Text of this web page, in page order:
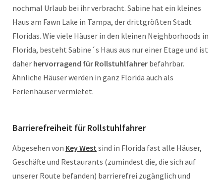
nochmal Urlaub bei ihr verbracht. Sabine hat ein kleines
Haus am Fawn Lake in Tampa, der drittgrößten Stadt
Floridas. Wie viele Häuser in den kleinen Neighborhoods in
Florida, besteht Sabine´s Haus aus nur einer Etage und ist
daher hervorragend für Rollstuhlfahrer befahrbar.
Ähnliche Häuser werden in ganz Florida auch als
Ferienhäuser vermietet.
Barrierefreiheit für Rollstuhlfahrer
Abgesehen von Key West sind in Florida fast alle Häuser,
Geschäfte und Restaurants (zumindest die, die sich auf
unserer Route befanden) barrierefrei zugänglich und